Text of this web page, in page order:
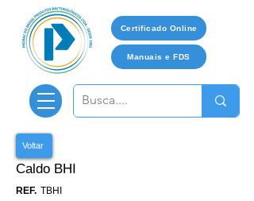
Certificado Online
Manuais e FDS
Voltar
Caldo BHI
REF. TBHI